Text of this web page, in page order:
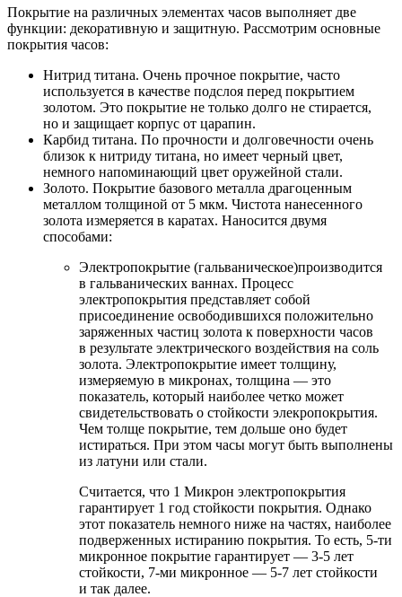
Покрытие на различных элементах часов выполняет две
функции: декоративную и защитную. Рассмотрим основные
покрытия часов:
Нитрид титана. Очень прочное покрытие, часто
используется в качестве подслоя перед покрытием
золотом. Это покрытие не только долго не стирается,
но и защищает корпус от царапин.
Карбид титана. По прочности и долговечности очень
близок к нитриду титана, но имеет черный цвет,
немного напоминающий цвет оружейной стали.
Золото. Покрытие базового металла драгоценным
металлом толщиной от 5 мкм. Чистота нанесенного
золота измеряется в каратах. Наносится двумя
способами:
Электропокрытие (гальваническое)производится
в гальванических ваннах. Процесс
электропокрытия представляет собой
присоединение освободившихся положительно
заряженных частиц золота к поверхности часов
в результате электрического воздействия на соль
золота. Электропокрытие имеет толщину,
измеряемую в микронах, толщина — это
показатель, который наиболее четко может
свидетельствовать о стойкости элекропокрытия.
Чем толще покрытие, тем дольше оно будет
истираться. При этом часы могут быть выполнены
из латуни или стали.
Считается, что 1 Микрон электропокрытия
гарантирует 1 год стойкости покрытия. Однако
этот показатель немного ниже на частях, наиболее
подверженных истиранию покрытия. То есть, 5-ти
микронное покрытие гарантирует — 3-5 лет
стойкости, 7-ми микронное — 5-7 лет стойкости
и так далее.